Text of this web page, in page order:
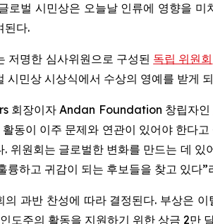
로벌 시민상은 오늘날 인류에 영향을
된다.
저명한 심사위원으로 구성된 독립 위원회
시민상 시상식에서 수상의 영예를 받게
회장이자 Andan Foundation 창립자인
동이 이주 문제와 연관이 있어야 한다
. 위원회는 글로벌한 변화를 만드는 데
륭하고 귀감이 되는 후보들을 찾고 있다”
의 과반 찬성에 따라 결정된다. 부상은
도주의 활동을 지원하기 위한 상금 2만